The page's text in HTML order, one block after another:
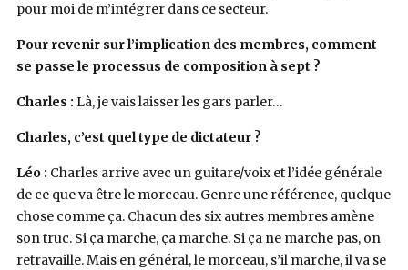
pour moi de m’intégrer dans ce secteur.
Pour revenir sur l’implication des membres, comment
se passe le processus de composition à sept ?
Charles : Là, je vais laisser les gars parler…
Charles, c’est quel type de dictateur ?
Léo : Charles arrive avec un guitare/voix et l’idée générale
de ce que va être le morceau. Genre une référence, quelque
chose comme ça. Chacun des six autres membres amène
son truc. Si ça marche, ça marche. Si ça ne marche pas, on
retravaille. Mais en général, le morceau, s’il marche, il va se